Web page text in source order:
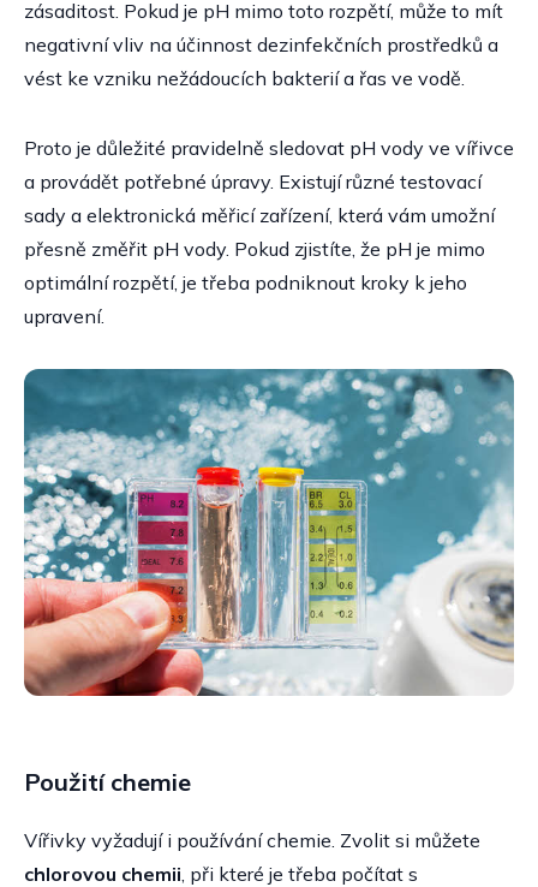
zásaditost. Pokud je pH mimo toto rozpětí, může to mít
negativní vliv na účinnost dezinfekčních prostředků a
vést ke vzniku nežádoucích bakterií a řas ve vodě.
Proto je důležité pravidelně sledovat pH vody ve vířivce
a provádět potřebné úpravy. Existují různé testovací
sady a elektronická měřicí zařízení, která vám umožní
přesně změřit pH vody. Pokud zjistíte, že pH je mimo
optimální rozpětí, je třeba podniknout kroky k jeho
upravení.
Použití chemie
Vířivky vyžadují i používání chemie. Zvolit si můžete
chlorovou chemii, při které je třeba počítat s